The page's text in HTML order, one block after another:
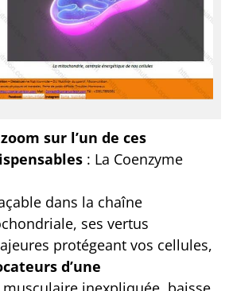
zoom sur l’un de ces
: La Coenzyme
dans la chaîne
ses vertus
protégeant vos cellules,
d’une